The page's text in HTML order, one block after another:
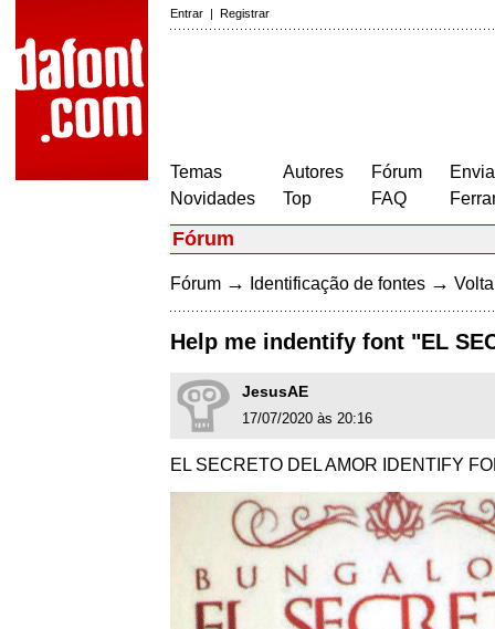
Entrar | Registrar
Temas
Novidades
Autores
Top
Fórum
FAQ
Fórum
Fórum → Identificação de fontes →
Help me indentify font "EL
JesusAE
17/07/2020 às 20:16
EL SECRETO DEL AMOR IDENTIFY